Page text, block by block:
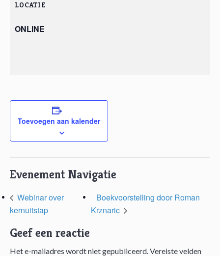
LOCATIE
ONLINE
Toevoegen aan kalender
Evenement Navigatie
Webinar over
kernuitstap
Boekvoorstelling door Roman
Krznaric
Geef een reactie
Het e-mailadres wordt niet gepubliceerd. Vereiste velden